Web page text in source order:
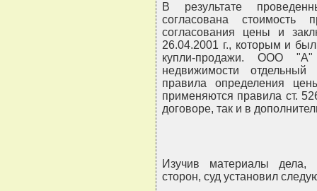
В результате
согласована стоимость
согласования цены и
26.04.2001 г., которым и
купли-продажи. ООО
недвижимости
правила определения
применяются правила ст.
договоре, так и в
Изучив материалы дела,
сторон, суд установил